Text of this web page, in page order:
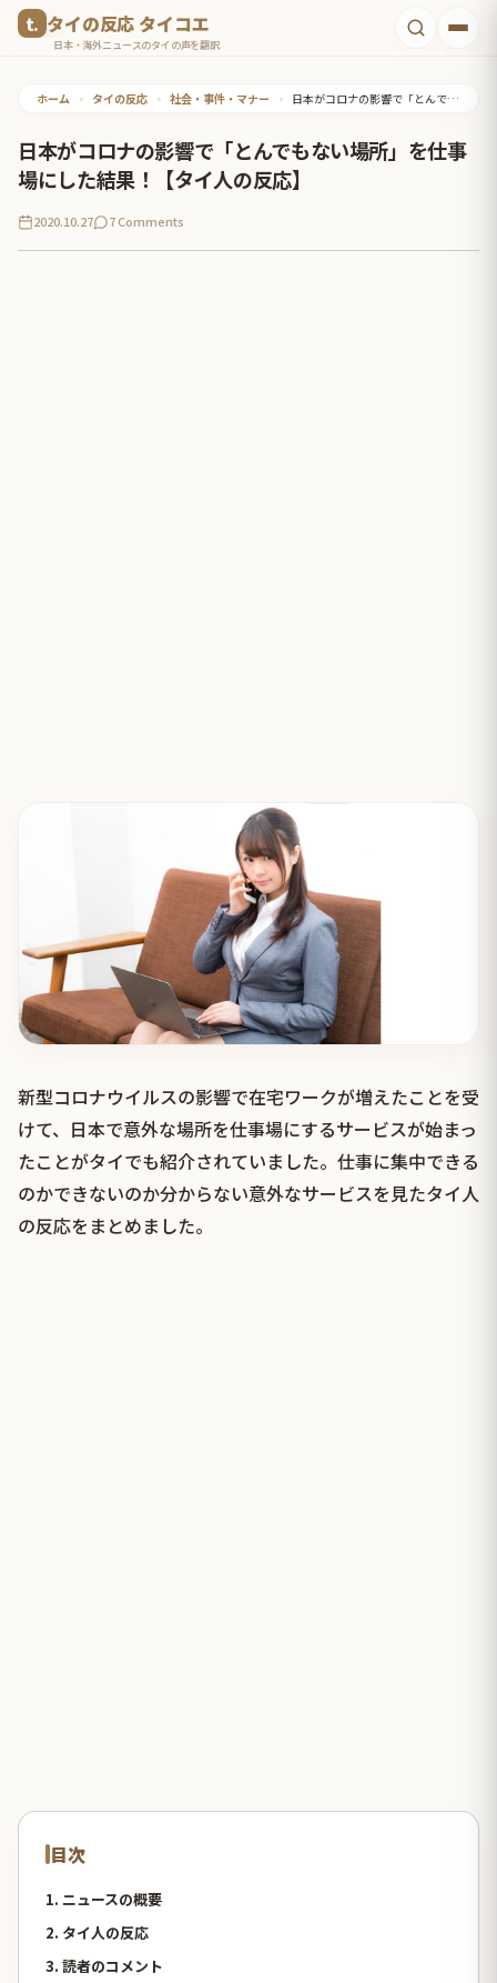
タイの反応 タイコエ
日本・海外ニュースのタイの声を翻訳
ホーム • タイの反応 • 社会・事件・マナー • 日本がコロナの影響で「とんでもない場所」を仕事場にした結果！【タイ人の反応】
日本がコロナの影響で「とんでもない場所」を仕事
場にした結果！【タイ人の反応】
2020.10.27 7 Comments
新型コロナウイルスの影響で在宅ワークが増えたことを受
けて、日本で意外な場所を仕事場にするサービスが始まっ
たことがタイでも紹介されていました。仕事に集中できる
のかできないのか分からない意外なサービスを見たタイ人
の反応をまとめました。
目次
1. ニュースの概要
2. タイ人の反応
3. 読者のコメント